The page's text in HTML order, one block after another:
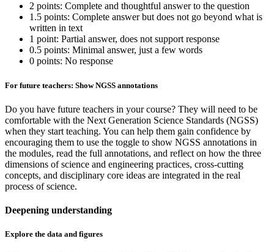
2 points: Complete and thoughtful answer to the question
1.5 points: Complete answer but does not go beyond what is
written in text
1 point: Partial answer, does not support response
0.5 points: Minimal answer, just a few words
0 points: No response
For future teachers: Show NGSS annotations
Do you have future teachers in your course? They will need to be
comfortable with the Next Generation Science Standards (NGSS)
when they start teaching. You can help them gain confidence by
encouraging them to use the toggle to show NGSS annotations in
the modules, read the full annotations, and reflect on how the three
dimensions of science and engineering practices, cross-cutting
concepts, and disciplinary core ideas are integrated in the real
process of science.
Deepening understanding
Explore the data and figures